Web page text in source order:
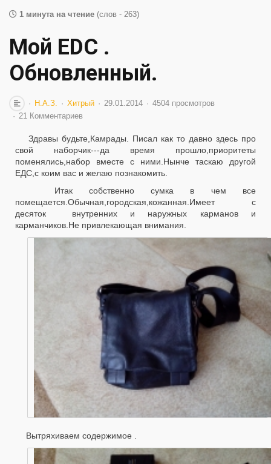
1 минута на чтение (слов - 263)
Мой EDС .
Обновленный.
Н.А.З. Хитрый 29.01.2014
4504 просмотров
21 Комментариев
Здравы будьте,Камрады. Писал как то давно здесь про
свой наборчик---да время прошло,приоритеты
поменялись,набор вместе с ними.Нынче таскаю другой
ЕДС,с коим вас и желаю познакомить.
Итак собственно сумка в чем все
помещается.Обычная,городская,кожанная.Имеет с
десяток внутренних и наружных карманов и
карманчиков.Не привлекающая внимания.
Вытряхиваем содержимое .